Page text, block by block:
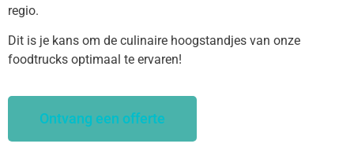
regio.
Dit is je kans om de culinaire hoogstandjes van onze
foodtrucks optimaal te ervaren!
Ontvang een offerte